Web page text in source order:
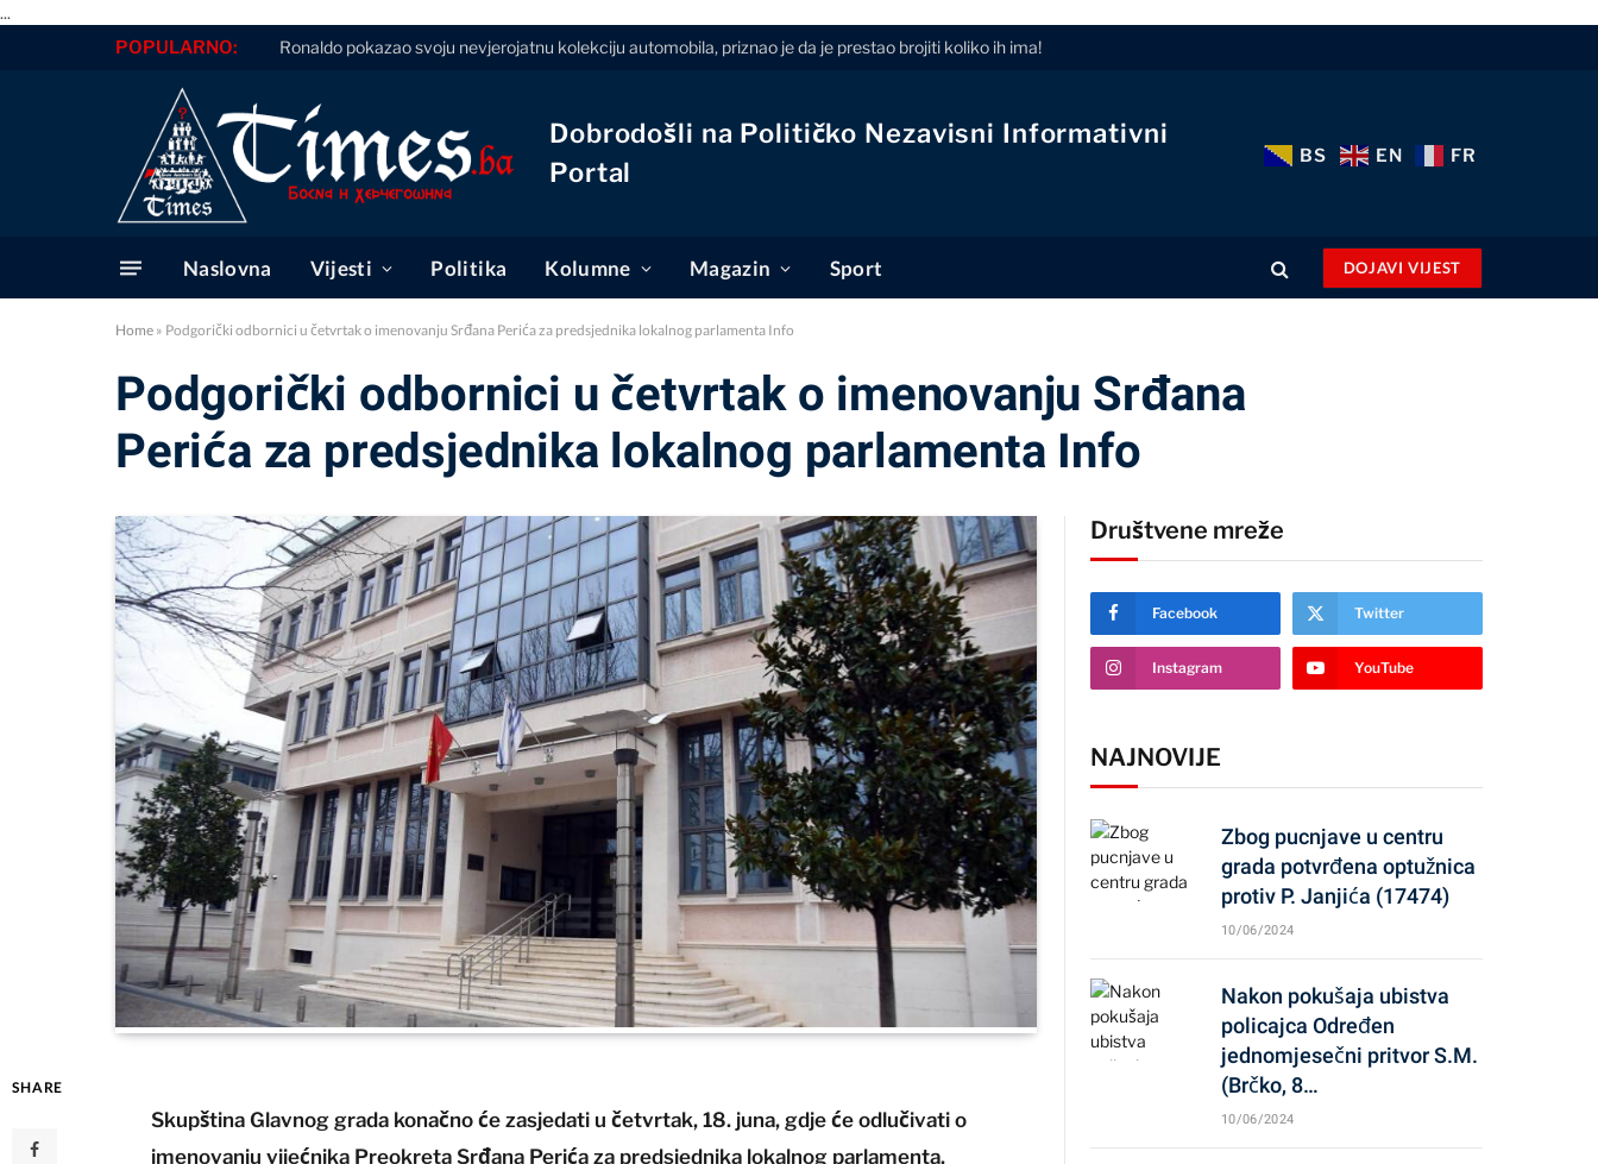
...
POPULARNO: Ronaldo pokazao svoju nevjerojatnu kolekciju automobila, priznao je da je prestao brojiti koliko ih ima!
Dobrodošli na Političko Nezavisni Informativni
Portal
BS EN FR
Naslovna Vijesti Politika Kolumne Magazin Sport DOJAVI VIJEST
Home » Podgorički odbornici u četvrtak o imenovanju Srđana Perića za predsjednika lokalnog parlamenta Info
Podgorički odbornici u četvrtak o imenovanju Srđana
Perića za predsjednika lokalnog parlamenta Info
SHARE
Skupština Glavnog grada konačno će zasjedati u četvrtak, 18. juna, gdje će odlučivati ​​o
imenovanju vijećnika Preokreta Srđana Perića za predsjednika lokalnog parlamenta.
Društvene mreže
Facebook Twitter
Instagram YouTube
NAJNOVIJE
Zbog pucnjave u centru
grada potvrđena optužnica
protiv P. Janjića (17474)
10/06/2024
Nakon pokušaja ubistva
policajca Određen
jednomjesečni pritvor S.M.
(Brčko, 8…
10/06/2024